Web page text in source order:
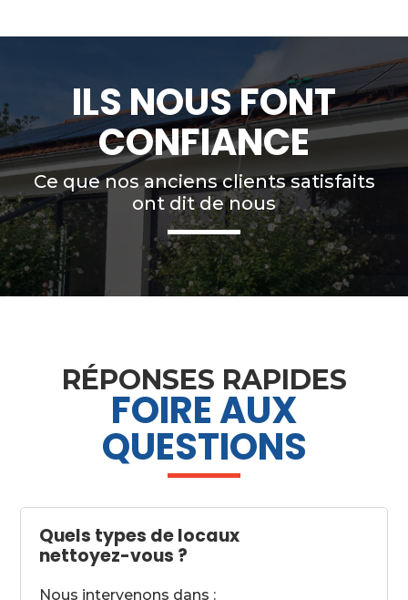
ILS NOUS FONT
CONFIANCE
Ce que nos anciens clients satisfaits
ont dit de nous
RÉPONSES RAPIDES
FOIRE AUX
QUESTIONS
Quels types de locaux
nettoyez-vous ?
Nous intervenons dans :